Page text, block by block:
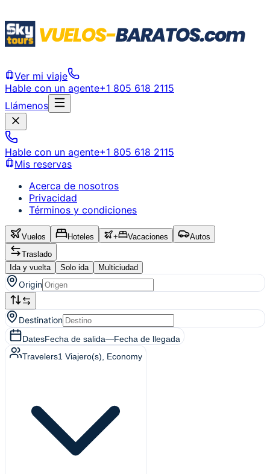
Ver mi viaje
Hable con un agente+1 805 618 2115
Llámenos
Hable con un agente+1 805 618 2115
Mis reservas
Acerca de nosotros
Privacidad
Términos y condiciones
Vuelos Hoteles + Vacaciones
Autos
Traslado
Ida y vuelta
Solo ida Multiciudad
Origin
Destination
DatesFecha de salida—Fecha de llegada
Travelers1 Viajero(s) , Economy